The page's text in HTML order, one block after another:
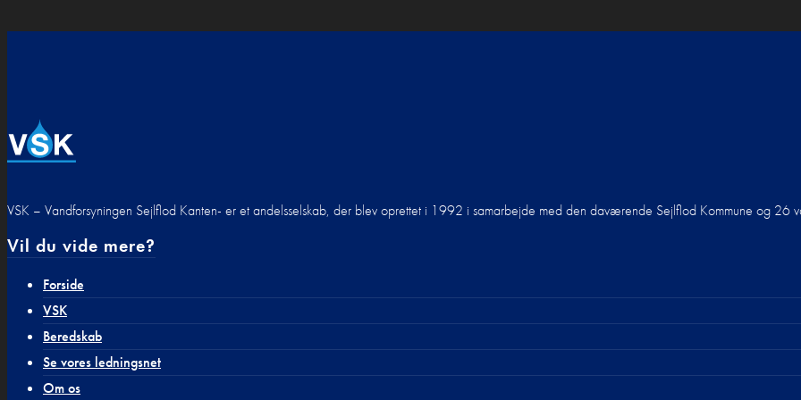
VSK – Vandforsyningen Sejlflod Kanten- er et andelsselskab, der blev oprettet i 1992 i samarbejde med den daværende Sejlflod Kommune og 26
Vil du vide mere?
Forside
VSK
Beredskab
Se vores ledningsnet
Om os